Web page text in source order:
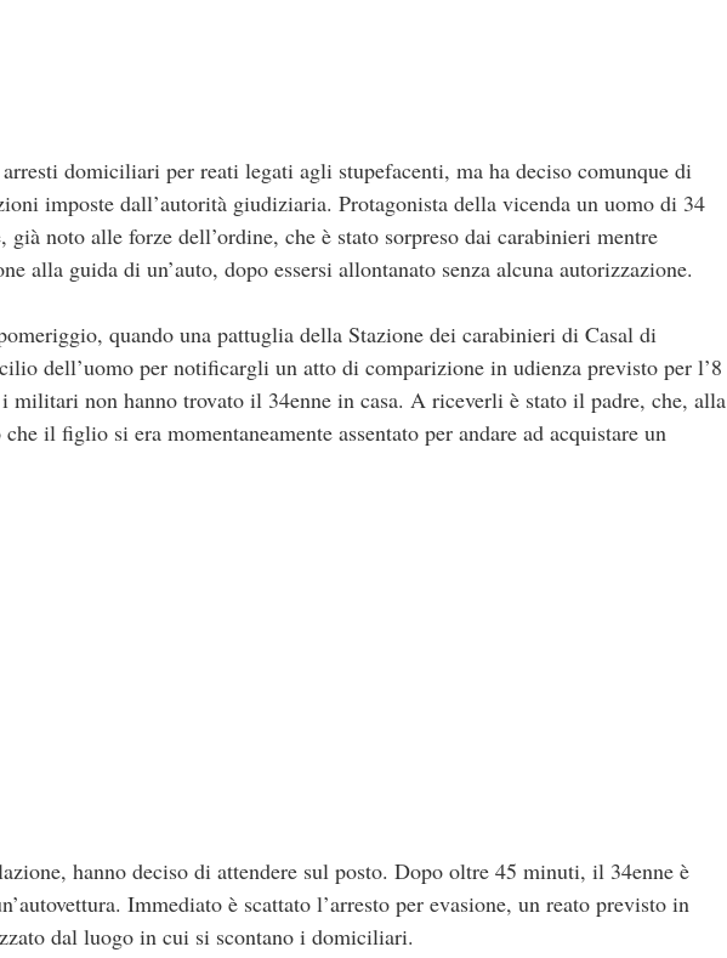
domiciliari per reati legati agli stupefacenti, ma ha deciso comunque di
imposte dall’autorità giudiziaria. Protagonista della vicenda un uomo di 34
noto alle forze dell’ordine, che è stato sorpreso dai carabinieri mentre
alla guida di un’auto, dopo essersi allontanato senza alcuna autorizzazione.
quando una pattuglia della Stazione dei carabinieri di Casal di
dell’uomo per notificargli un atto di comparizione in udienza previsto per l’8
non hanno trovato il 34enne in casa. A riceverli è stato il padre, che, alla
il figlio si era momentaneamente assentato per andare ad acquistare un
hanno deciso di attendere sul posto. Dopo oltre 45 minuti, il 34enne è
Immediato è scattato l’arresto per evasione, un reato previsto in
dal luogo in cui si scontano i domiciliari.